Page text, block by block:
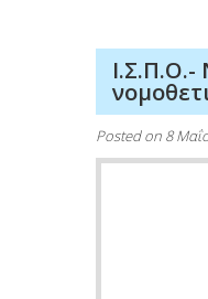
Ι.Σ.Π.Ο.-
Posted on 8